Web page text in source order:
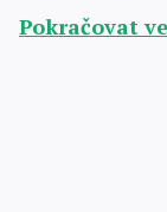
Pokračovat